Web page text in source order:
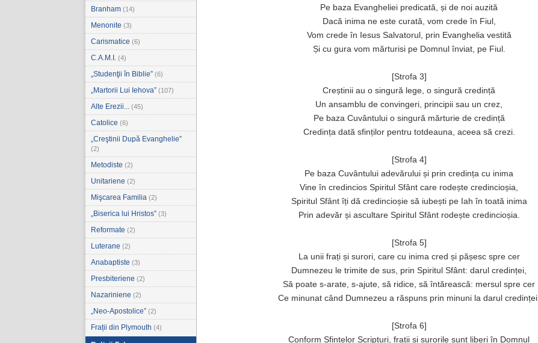
Branham (14)
Menonite (3)
Carismatice (6)
C.A.M.I. (4)
„Studenţii în Biblie” (6)
„Martorii Lui Iehova” (107)
Alte Erezii... (45)
Catolice (6)
„Creştinii După Evanghelie”
(2)
Metodiste (2)
Unitariene (2)
Mişcarea Familia (2)
„Biserica lui Hristos” (3)
Reformate (2)
Luterane (2)
Anabaptiste (3)
Presbiteriene (2)
Nazariniene (2)
„Neo-Apostolice” (2)
Frații din Plymouth (4)
Pe baza Evangheliei predicată, și de noi auzită
Dacă inima ne este curată, vom crede în Fiul,
Vom crede în Iesus Salvatorul, prin Evanghelia vestită
Și cu gura vom mărturisi pe Domnul înviat, pe Fiul.
[Strofa 3]
Creștinii au o singură lege, o singură credință
Un ansamblu de convingeri, principii sau un crez,
Pe baza Cuvântului o singură mărturie de credință
Credința dată sfinților pentru totdeauna, aceea să crezi.
[Strofa 4]
Pe baza Cuvântului adevărului și prin credința cu inima
Vine în credincios Spiritul Sfânt care rodește credincioșia,
Spiritul Sfânt îți dă credincioșie să iubești pe Iah în toată inima
Prin adevăr și ascultare Spiritul Sfânt rodește credincioșia.
[Strofa 5]
La unii frați și surori, care cu inima cred și pășesc spre cer
Dumnezeu le trimite de sus, prin Spiritul Sfânt: darul credinței,
Să poate s-arate, s-ajute, să ridice, să întărească: mersul spre cer
Ce minunat când Dumnezeu a răspuns prin minuni la darul credinței.
[Strofa 6]
Conform Sfintelor Scripturi, frații și surorile sunt liberi în Domnul